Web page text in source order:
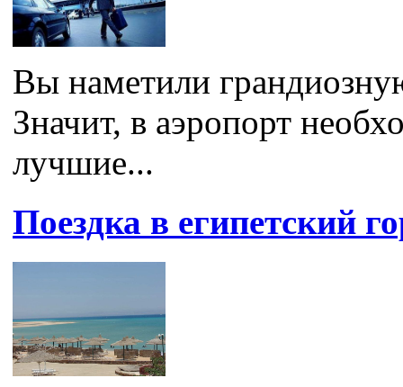
Вы наметили
Значит, в аэропорт
лучшие...
Поездка в египетский